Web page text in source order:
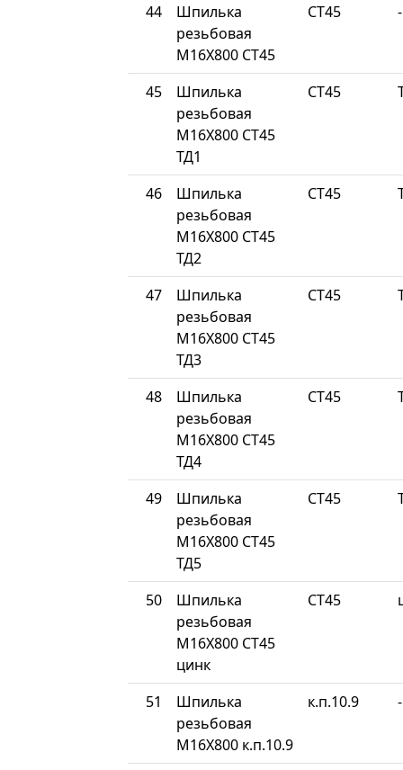
44
Шпилька
резьбовая
М16Х800 СТ45
СТ45 -
45
Шпилька
резьбовая
М16Х800 СТ45
ТД1
СТ45
46
Шпилька
резьбовая
М16Х800 СТ45
ТД2
СТ45
47
Шпилька
резьбовая
М16Х800 СТ45
ТД3
СТ45
48
Шпилька
резьбовая
М16Х800 СТ45
ТД4
СТ45
49
Шпилька
резьбовая
М16Х800 СТ45
ТД5
СТ45
50
Шпилька
резьбовая
М16Х800 СТ45
цинк
СТ45
51
Шпилька
резьбовая
М16Х800 к.п.10.9
к.п.10.9 -